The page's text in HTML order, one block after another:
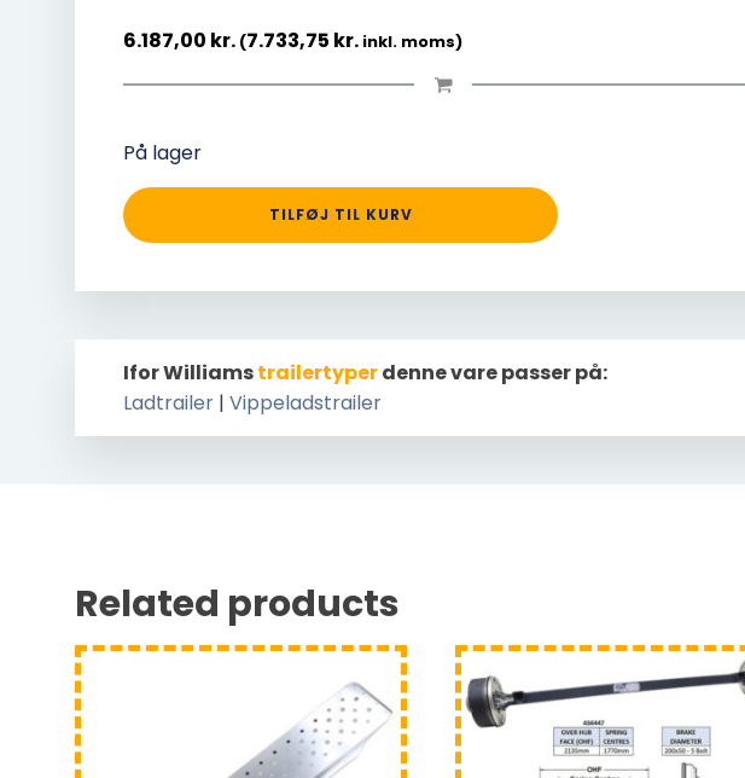
6.187,00 kr. (7.733,75 kr. inkl. moms)
På lager
TILFØJ TIL KURV
Ifor Williamstrailertyperdenne vare passer på:
Ladtrailer | Vippeladstrailer
Related products